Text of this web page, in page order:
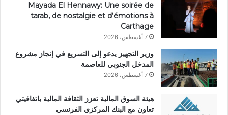
Mayada El Hennawy: Une soirée de
tarab, de nostalgie et d’émotions à
Carthage
7 أغسطس، 2026
وزير التجهيز يدعو إلى التسريع في إنجاز مشروع
المدخل الجنوبي للعاصمة
7 أغسطس، 2026
هيئة السوق المالية تعزز الثقافة المالية باتفاقيتي
تعاون مع البنك المركزي الفرنسي